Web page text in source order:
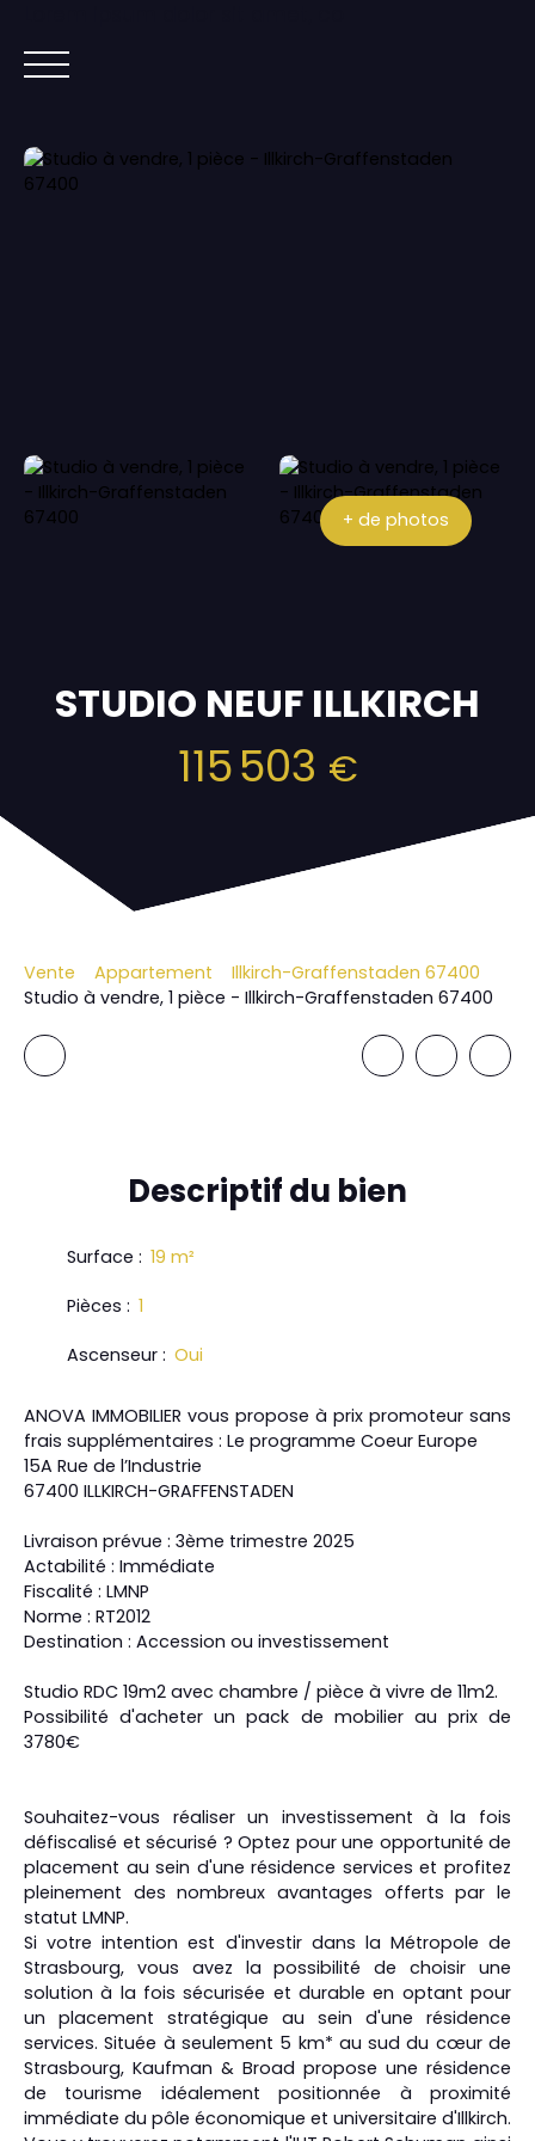
ACCUEIL ACHETER IMMOBILIER NEUF
+ de photos
STUDIO NEUF ILLKIRCH
115 503 €
Vente Appartement
Illkirch-Graffenstaden 67400
Studio à vendre, 1 pièce - Illkirch-Graffenstaden 67400
Descriptifdu bien
Surface : 19 m²
Pièces : 1
Ascenseur : Oui
ANOVA IMMOBILIER vous propose à prix promoteur sans
frais supplémentaires : Le programme Coeur Europe
15A Rue de l’Industrie
67400 ILLKIRCH-GRAFFENSTADEN
Livraison prévue : 3ème trimestre 2025
Actabilité : Immédiate
Fiscalité : LMNP
Norme : RT2012
Destination : Accession ou investissement
Studio RDC 19m2 avec chambre / pièce à vivre de 11m2.
Possibilité d'acheter un pack de mobilier au prix de
3780€
Souhaitez-vous réaliser un investissement à la fois
défiscalisé et sécurisé ? Optez pour une opportunité de
placement au sein d'une résidence services et profitez
pleinement des nombreux avantages offerts par le
statut LMNP.
Si votre intention est d'investir dans la Métropole de
Strasbourg, vous avez la possibilité de choisir une
solution à la fois sécurisée et durable en optant pour
un placement stratégique au sein d'une résidence
services. Située à seulement 5 km* au sud du cœur de
Strasbourg, Kaufman & Broad propose une résidence
de tourisme idéalement positionnée à proximité
immédiate du pôle économique et universitaire d'Illkirch.